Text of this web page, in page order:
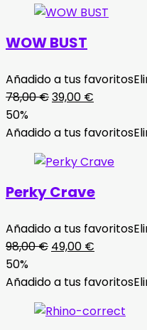
WOW BUST
Añadido a tus favoritos
78,00€El
original
78,00 €.
39,00 €
actual
39,00 €.
50%
Añadido a tus favoritos
Perky Crave
Añadido a tus favoritos
98,00€ El
original
98,00 €.
49,00 €
actual
49,00 €.
50%
Añadido a tus favoritos